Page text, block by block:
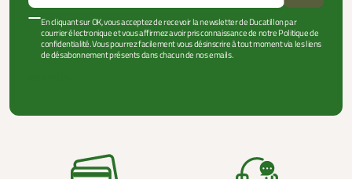
En cliquant sur OK, vous acceptez de recevoir la newsletter de Ducatillon par
courrier électronique et vous affirmez avoir pris connaissance de notre Politique de
confidentialité. Vous pourrez facilement vous désinscrire à tout moment via les liens
de désabonnement présents dans chacun de nos emails.